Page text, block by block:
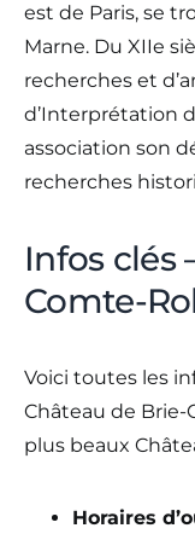
est de Paris, se
Marne. Du XIIe
recherches et
d’Interprétation
association son
recherches
Infos clés
Comte-
Voici toutes les
Château de
plus beaux
Horaires